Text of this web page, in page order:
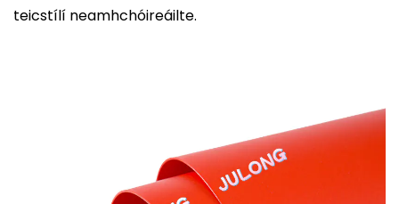
teicstílí neamhchóireáilte.